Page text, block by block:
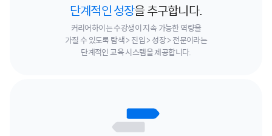
단계적인 성장을 추구합니다.
커리어하이는 수강생이 지속 가능한 역량을
가질 수 있도록탐색 > 진입 > 성장 > 전문이라는
단계적인 교육 시스템을 제공합니다.